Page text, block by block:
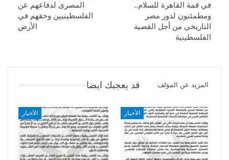
المصرى لدفاعهم عن
الفلسطينيين وحقهم في
الأرض
في قمة القاهرة للسلام..
ومطمئنون لدور مصر
التاريخي من أجل القضية
الفلسطينية
قد يعجبك ايضا المزيد عن المؤلف
الأخبار الأخبار